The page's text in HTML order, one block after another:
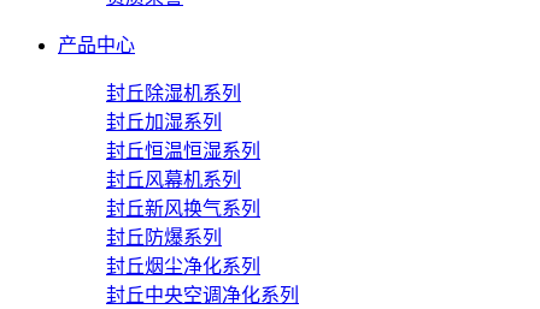
产品中心
封丘除湿机系列
封丘加湿系列
封丘恒温恒湿系列
封丘风幕机系列
封丘新风换气系列
封丘防爆系列
封丘烟尘净化系列
封丘中央空调净化系列